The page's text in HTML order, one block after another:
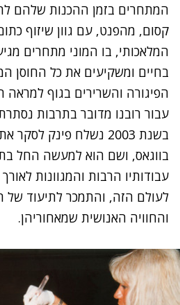
המתחרים בזמן ההכנות שלהם
קסום, מהפנט, עם גוון שיזוף
המלאכותי, בו המוני מתחרים
בחיים ומשקיעים את כל החוסן
הפיגורה והשרירים בגוף
עבור רובנו מדובר בתרבות
בשנת 2003 נשלח פינק
בווגאס, ושם הוא למעשה החל
עבודותיו הרבות והמגוונות
לעולם הזה, והתמכר לתיעוד של
והחוויה האנושית שמאחוריהן.